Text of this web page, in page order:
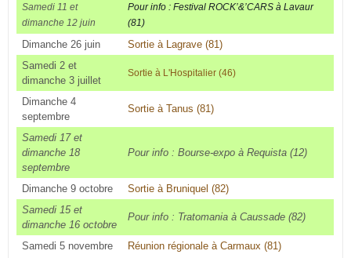
Samedi 11 et
dimanche 12 juin
Pour info : Festival ROCK’&’CARS à Lavaur
(81)
Dimanche 26 juin
Sortie à Lagrave (81)
Samedi 2 et
dimanche 3 juillet
Sortie à L'Hospitalier (46)
Dimanche 4
septembre
Sortie à Tanus (81)
Samedi 17 et
dimanche 18
septembre
Pour info : Bourse-expo à Requista (12)
Dimanche 9 octobre
Sortie à Bruniquel (82)
Samedi 15 et
dimanche 16 octobre
Pour info : Tratomania à Caussade (82)
Samedi 5 novembre Réunion régionale à Carmaux (81)